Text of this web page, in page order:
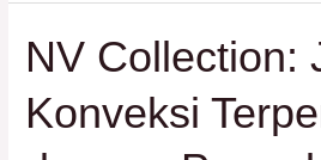
NV Collection:
Konveksi
NV
Collection:
Jasa
Jahit